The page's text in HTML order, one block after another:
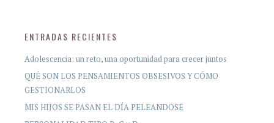
ENTRADAS RECIENTES
Adolescencia: un reto, una oportunidad para crecer juntos
QUÉ SON LOS PENSAMIENTOS OBSESIVOS Y CÓMO
GESTIONARLOS
MIS HIJOS SE PASAN EL DÍA PELEANDOSE